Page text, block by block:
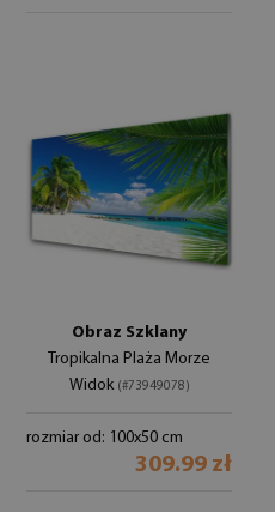
Obraz Szklany
Tropikalna Plaża Morze
Widok (#73949078)
rozmiar od: 100x50 cm
309.99 zł